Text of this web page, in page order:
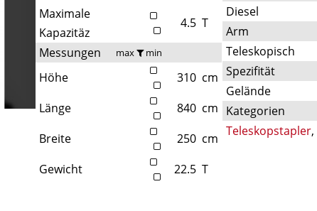
Maximale
Kapazitäz
4.5 T
Messungen
max min
Höhe 310 cm
Länge
840 cm
Breite
250 cm
Gewicht
22.5 T
Diesel
Arm
Teleskopisch
Spezifität
Gelände
Kategorien
Teleskopstapler,